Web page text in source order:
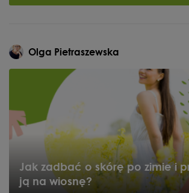
Jak zadbać o skórę po zimie i
ją na wiosnę?
Olga Pietraszewska